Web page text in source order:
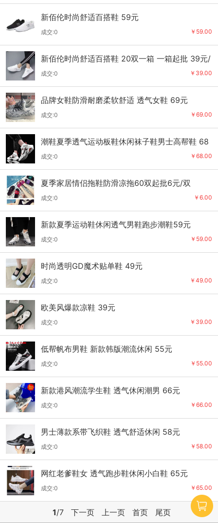
新佰伦时尚舒适百搭鞋 59元
￥59.00
成交:0
新佰伦时尚舒适百搭鞋 20双一箱 一箱起批 39元/
双
￥39.00
成交:0
品牌女鞋防滑耐磨柔软舒适 透气女鞋 69元
￥69.00
成交:0
潮鞋夏季透气运动板鞋休闲袜子鞋男士高帮鞋 68
元
￥68.00
成交:0
夏季家居情侣拖鞋防滑凉拖60双起批6元/双
￥6.00
成交:0
新款夏季运动鞋休闲透气男鞋跑步潮鞋59元
￥59.00
成交:0
时尚透明GD魔术贴单鞋 49元
￥49.00
成交:0
欧美风爆款凉鞋 39元
￥39.00
成交:0
低帮帆布男鞋 新款韩版潮流休闲 55元
￥55.00
成交:0
新款港风潮流学生鞋 透气休闲潮男 66元
￥66.00
成交:0
男士薄款系带飞织鞋 透气舒适休闲 58元
￥58.00
成交:0
网红老爹鞋女 透气跑步鞋休闲小白鞋 65元
￥65.00
成交:0
1/7 下一页 上一页 首页 尾页